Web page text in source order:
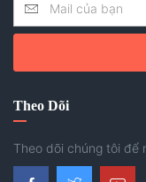
Theo Dõi
Theo dõi chúng tôi để